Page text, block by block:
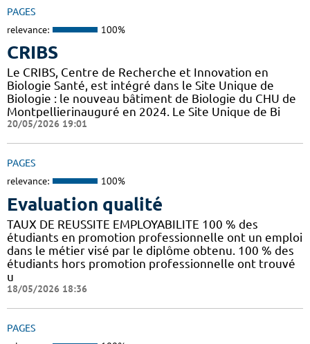
PAGES
relevance: 100%
CRIBS
Le CRIBS, Centre de Recherche et Innovation en
Biologie Santé, est intégré dans le Site Unique de
Biologie : le nouveau bâtiment de Biologie du CHU de
Montpellierinauguré en 2024. Le Site Unique de Bi
20/05/2026 19:01
PAGES
relevance: 100%
Evaluation qualité
TAUX DE REUSSITE EMPLOYABILITE 100 % des
étudiants en promotion professionnelle ont un emploi
dans le métier visé par le diplôme obtenu. 100 % des
étudiants hors promotion professionnelle ont trouvé
u
18/05/2026 18:36
PAGES